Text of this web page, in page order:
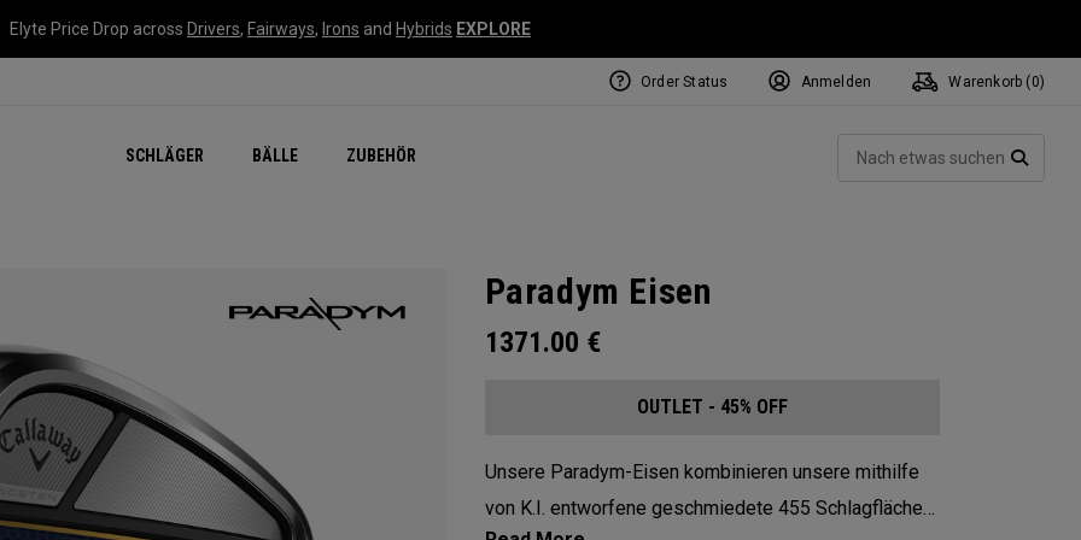
Elyte Price Drop across Drivers, Fairways, Irons and Hybrids EXPLORE
SCHLÄGER BÄLLE ZUBEHÖR
Order Status Anmelden Warenkorb ( 0)
Paradym Eisen
1371.00 €
OUTLET - 45% OFF
Unsere Paradym-Eisen kombinieren unsere mithilfe
von K.I. entworfene geschmiedete 455 Schlagfläche